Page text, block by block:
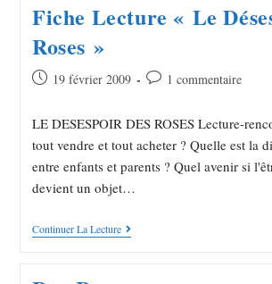
Fiche Lecture « Le
Roses »
19 février 2009 1 commentaire
LE DESESPOIR DES ROSES Lecture-
tout vendre et tout acheter ? Quelle est la
entre enfants et parents ? Quel avenir si
devient un objet…
Continuer La Lecture